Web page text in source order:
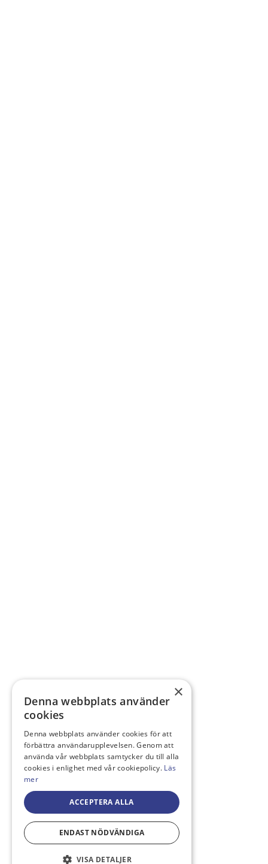
×
Denna webbplats använder
cookies
Denna webbplats använder cookies för att
förbättra användarupplevelsen. Genom att
använda vår webbplats samtycker du till alla
cookies i enlighet med vår cookiepolicy. Läs
mer
ACCEPTERA ALLA
ENDAST NÖDVÄNDIGA
VISA DETALJER